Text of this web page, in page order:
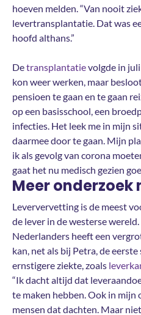
hoeven melden. “Van nooit
levertransplantatie. Dat was
hoofd althans.”
Detransplantatievolgde in
kon weer werken, maar
pensioen te gaan en te gaan
op een basisschool, een
infecties. Het leek me in mijn
daarmee door te gaan. Mijn
ik als gevolg van corona
gaat het nu medisch gezien
Meer onderzoek
Leververvetting is de meest
de lever in de westerse
Nederlanders heeft een
kan, net als bij Petra, de
ernstigere ziekte, zoals
“Ik dacht altijd dat
te maken hebben. Ook in mijn
mensen dat dachten. Maar